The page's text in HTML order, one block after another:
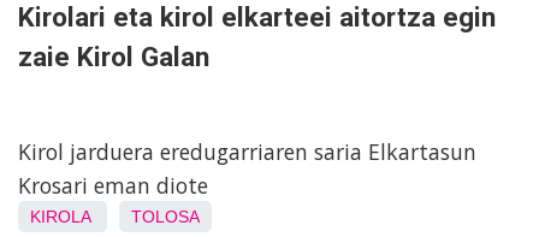
Kirolari eta kirol elkarteei aitortza egin
zaie Kirol Galan
Kirol jarduera eredugarriaren saria Elkartasun
Krosari eman diote
KIROLA TOLOSA